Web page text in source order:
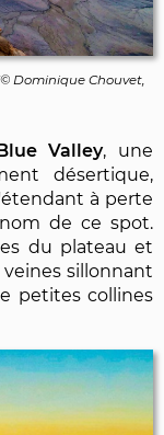
Dominique Chouvet
Valley, une
désertique,
à perte
de ce spot.
du plateau et
sillonnant
petites collines